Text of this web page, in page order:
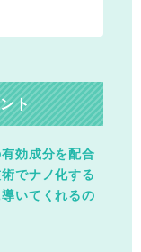
ト
効成分を配合
でナノ化する
いてくれるの